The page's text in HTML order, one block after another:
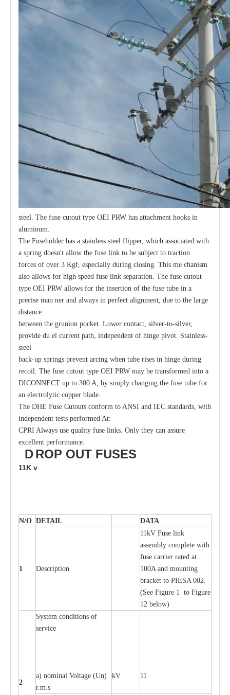
steel. The fuse cutout type OEI PRW has attachment hooks in
aluminum.
The Fuseholder has a stainless steel flipper, which associated with
a spring doesn't allow the fuse link to be subject to traction
forces of over 3 Kgf, especially during closing. This me chanism
also allows for high speed fuse link separation. The fuse cutout
type OEI PRW allows for the insertion of the fuse tube in a
precise man ner and always in perfect alignment, due to the large
distance
between the grunion pocket. Lower contact, silver-to-silver,
provide du el current path, independent of hinge pivot. Stainless-
steel
back-up springs prevent arcing when tube rises in hinge during
recoil. The fuse cutout type OEI PRW may be transformed into a
DICONNECT up to 300 A, by simply changing the fuse tube for
an electrolytic copper blade.
The DHE Fuse Cutouts conform to ANSI and IEC standards, with
independent tests performed At:
CPRI Always use quality fuse links. Only they can assure
excellent performance.
DROP OUT FUSES
11K v
N/O DETAIL DATA
1 Description
11kV Fuse link
assembly complete with
fuse carrier rated at
100A and mounting
bracket to PIESA 002.
(See Figure 1 to Figure
12 below)
2
System conditions of
service
a) nominal Voltage (Un)
r.m.s
kV 11